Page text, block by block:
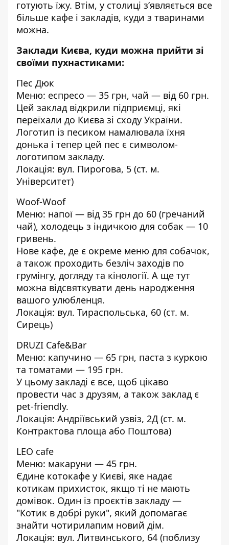
готують їжу. Втім, у столиці з’являється все
більше кафе і закладів, куди з тваринами
можна.
Заклади Києва, куди можна прийти зі
своїми пухнастиками:
Пес Дюк
Меню: еспресо — 35 грн, чай — від 60 грн.
Цей заклад відкрили підприємці, які
переїхали до Києва зі сходу України.
Логотип із песиком намалювала їхня
донька і тепер цей пес є символом-
логотипом закладу.
Локація: вул. Пирогова, 5 (ст. м.
Університет)
Woof-Woof
Меню: напої — від 35 грн до 60 (гречаний
чай), холодець з індичкою для собак — 10
гривень.
Нове кафе, де є окреме меню для собачок,
а також проходить безліч заходів по
грумінгу, догляду та кінології. А ще тут
можна відсвяткувати день народження
вашого улюбленця.
Локація: вул. Тираспольська, 60 (ст. м.
Сирець)
DRUZI Cafe&Bar
Меню: капучино — 65 грн, паста з куркою
та томатами — 195 грн.
У цьому закладі є все, щоб цікаво
провести час з друзям, а також заклад є
pet-friendly.
Локація: Андріївський узвіз, 2Д (ст. м.
Контрактова площа або Поштова)
LEO cafe
Меню: макаруни — 45 грн.
Єдине котокафе у Києві, яке надає
котикам прихисток, якщо ті не мають
домівок. Один із проєктів закладу —
"Котик в добрі руки", який допомагає
знайти чотирилапим новий дім.
Локація: вул. Литвинського, 64 (поблизу